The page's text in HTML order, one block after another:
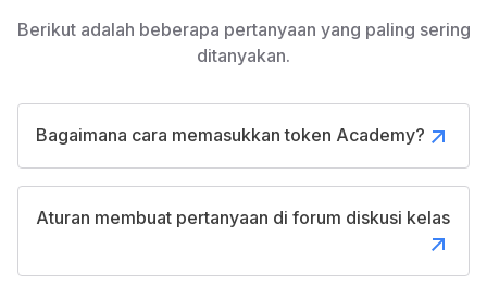
Berikut adalah beberapa pertanyaan yang paling sering
ditanyakan.
Bagaimana cara memasukkan token Academy?
Aturan membuat pertanyaan di forum diskusi kelas